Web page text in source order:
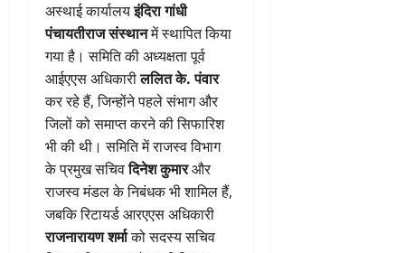
अस्थाई कार्यालयइंदिरा गांधी
पंचायतीराज संस्थानमें स्थापित किया
गया है। समिति की अध्यक्षता पूर्व
आईएएस अधिकारीललित के. पंवार
कर रहे हैं, जिन्होंने पहले संभाग और
जिलों को समाप्त करने की सिफारिश
भी की थी। समिति में राजस्व विभाग
के प्रमुख सचिवदिनेश कुमारऔर
राजस्व मंडल के निबंधक भी शामिल हैं,
जबकि रिटायर्ड आरएएस अधिकारी
राजनारायण शर्माको सदस्य सचिव